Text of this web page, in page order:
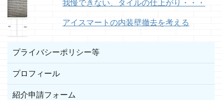
我慢できない、タイルの仕上がり・・・
アイスマートの内装壁撤去を考える
プライバシーポリシー等
プロフィール
紹介申請フォーム